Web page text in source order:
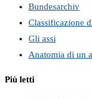
Bundesarchiv
Classificazione
Gli assi
Anatomia di un
Più letti